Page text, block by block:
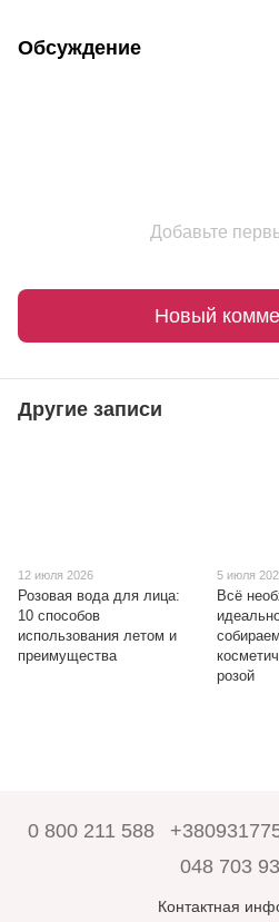
Обсуждение
Добавьте
Новый
Другие записи
12 июля 2026
Розовая вода для лица:
10 способов
использования летом и
преимущества
5 июля
Всё
розой
0 800 211 588
048 703
Контактная